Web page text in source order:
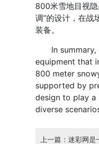
800米雪地目视
调”的设计，在战
装备。
In summary,
equipment that
800 meter
supported by
design to play
diverse
上一篇：迷彩网